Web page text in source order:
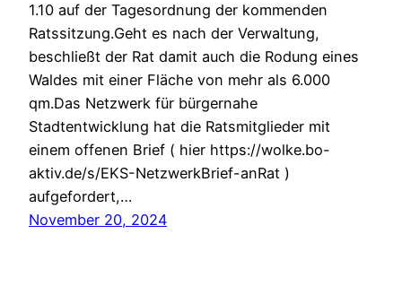
1.10 auf der Tagesordnung der kommenden
Ratssitzung.Geht es nach der Verwaltung,
beschließt der Rat damit auch die Rodung eines
Waldes mit einer Fläche von mehr als 6.000
qm.Das Netzwerk für bürgernahe
Stadtentwicklung hat die Ratsmitglieder mit
einem offenen Brief ( hier https://wolke.bo-
aktiv.de/s/EKS-NetzwerkBrief-anRat )
aufgefordert,…
November 20, 2024